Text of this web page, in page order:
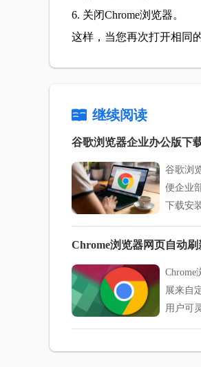
6. 关闭Chrome浏览器。
这样，当您再次打开相同
继续阅读
谷歌浏览器企业办公版下
谷歌浏
便企业
下载安
效率和
Chrome浏览器网页自动
Chrome
展来自
用户可
方便监